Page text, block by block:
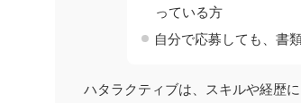
っている方
自分で応募しても、書
ハタラクティブは、スキルや経歴